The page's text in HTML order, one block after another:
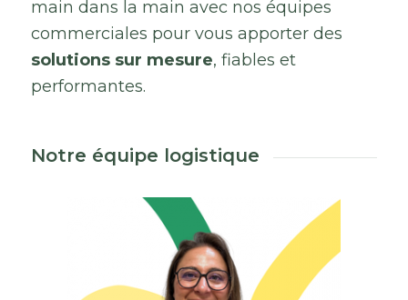
main dans la main avec nos équipes
commerciales pour vous apporter des
solutions sur mesure, fiables et
performantes.
Notre équipe logistique